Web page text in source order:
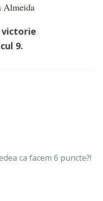
Almeida
victorie
9.
ca facem 6 puncte?!